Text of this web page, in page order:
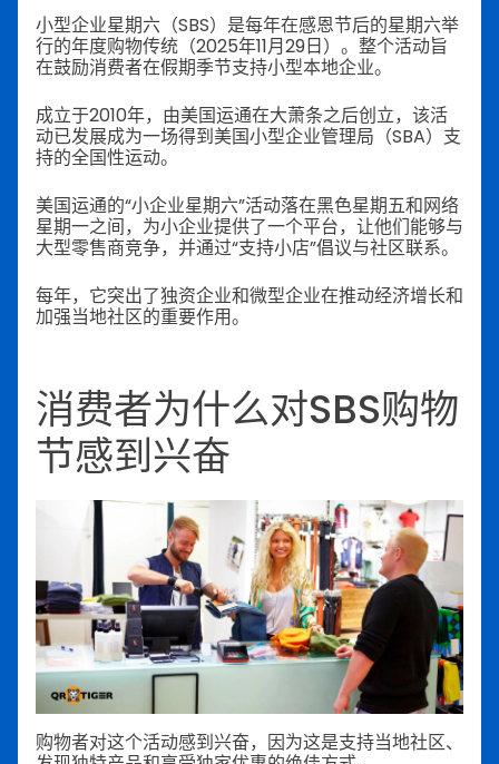
小型企业星期六（SBS）是每年在感恩节后的星期六举
行的年度购物传统（2025年11月29日）。整个活动旨
在鼓励消费者在假期季节支持小型本地企业。
成立于2010年，由美国运通在大萧条之后创立，该活
动已发展成为一场得到美国小型企业管理局（SBA）支
持的全国性运动。
美国运通的“小企业星期六”活动落在黑色星期五和网络
星期一之间，为小企业提供了一个平台，让他们能够与
大型零售商竞争，并通过“支持小店”倡议与社区联系。
每年，它突出了独资企业和微型企业在推动经济增长和
加强当地社区的重要作用。
消费者为什么对SBS购物
节感到兴奋
购物者对这个活动感到兴奋，因为这是支持当地社区、